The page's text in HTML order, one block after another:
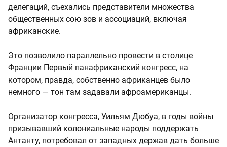
делегаций, съехались представители множества
общественных сою зов и ассоциаций, включая
африканские.
Это позволило параллельно провести в столице
Франции Первый панафриканский конгресс, на
котором, правда, собственно африканцев было
немного — тон там задавали афроамериканцы.
Организатор конгресса, Уильям Дюбуа, в годы войны
призывавший колониальные народы поддержать
Антанту, потребовал от западных держав дать больше